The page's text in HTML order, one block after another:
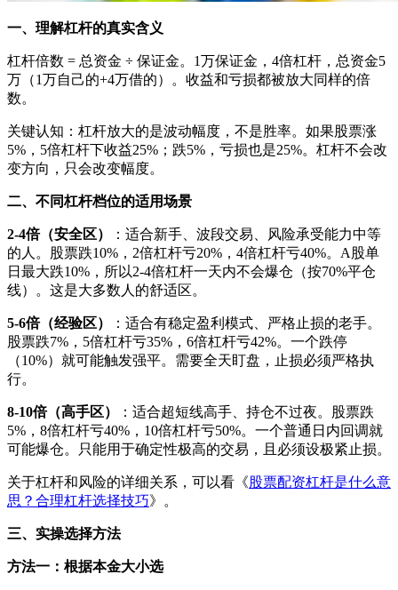
一、理解杠杆的真实含义
杠杆倍数 = 总资金 ÷ 保证金。1万保证金，4倍杠杆，总资金5
万（1万自己的+4万借的）。收益和亏损都被放大同样的倍
数。
关键认知：杠杆放大的是波动幅度，不是胜率。如果股票涨
5%，5倍杠杆下收益25%；跌5%，亏损也是25%。杠杆不会改
变方向，只会改变幅度。
二、不同杠杆档位的适用场景
2-4倍（安全区）
：适合新手、波段交易、风险承受能力中等
的人。股票跌10%，2倍杠杆亏20%，4倍杠杆亏40%。A股单
日最大跌10%，所以2-4倍杠杆一天内不会爆仓（按70%平仓
线）。这是大多数人的舒适区。
5-6倍（经验区）
：适合有稳定盈利模式、严格止损的老手。
股票跌7%，5倍杠杆亏35%，6倍杠杆亏42%。一个跌停
（10%）就可能触发强平。需要全天盯盘，止损必须严格执
行。
8-10倍（高手区）
：适合超短线高手、持仓不过夜。股票跌
5%，8倍杠杆亏40%，10倍杠杆亏50%。一个普通日内回调就
可能爆仓。只能用于确定性极高的交易，且必须设极紧止损。
关于杠杆和风险的详细关系，可以看《股票配资杠杆是什么意
思？合理杠杆选择技巧》。
三、实操选择方法
方法一：根据本金大小选